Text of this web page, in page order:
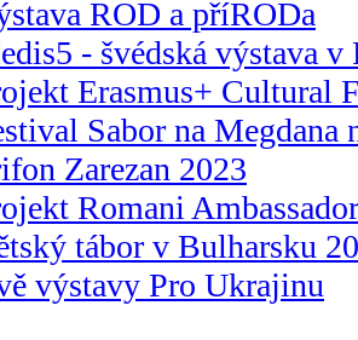
ROD a příRODa
- švédská výstava v
Erasmus+ Cultural
Sabor na Megdana
Zarezan 2023
Romani
tábor v Bulharsku
výstavy Pro Ukrajinu